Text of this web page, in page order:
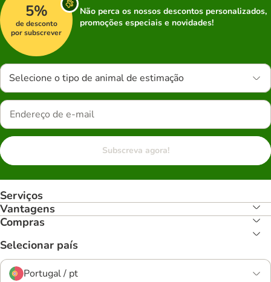
5%
de desconto
por subscrever
Não perca os nossos descontos personalizados,
promoções especiais e novidades!
Selecione o tipo de animal de estimação
Subscreva agora!
Serviços
Vantagens
Compras
Selecionar país
Portugal / pt